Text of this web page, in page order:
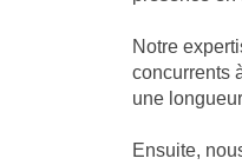
Notre
concurrents
une
Ensuite,